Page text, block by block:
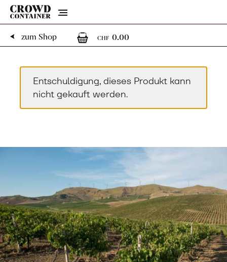
Menu
zum Shop
CHF 0.00
Entschuldigung, dieses Produkt kann
nicht gekauft werden.